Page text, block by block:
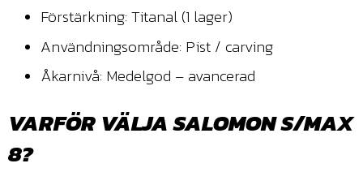
Förstärkning: Titanal (1 lager)
Användningsområde: Pist / carving
Åkarnivå: Medelgod – avancerad
VARFÖR VÄLJA SALOMON S/MAX
8?